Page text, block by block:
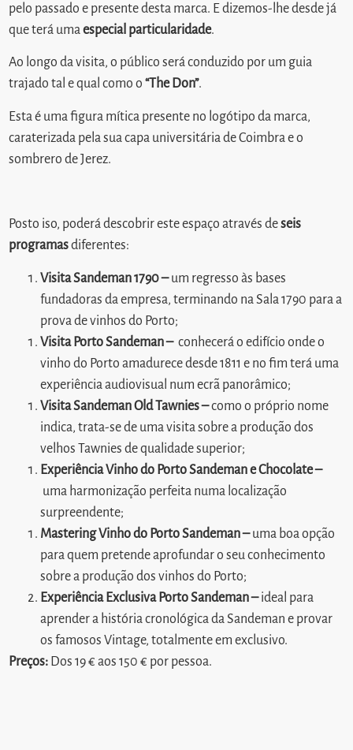
pelo passado e presente desta marca. E dizemos-lhe desde já
que terá umaespecial particularidade.
Ao longo da visita, o público será conduzido por um guia
trajado tal e qual como o“The Don”.
Esta é uma figura mítica presente no logótipo da marca,
caraterizada pela sua capa universitária de Coimbra e o
sombrero de Jerez.
Posto iso, poderá descobrir este espaço através deseis
programasdiferentes:
Visita Sandeman 1790 –um regresso às bases
fundadoras da empresa, terminando na Sala 1790 para a
prova de vinhos do Porto;
Visita Porto Sandeman – conhecerá o edifício onde o
vinho do Porto amadurece desde 1811 e no fim terá uma
experiência audiovisual num ecrã panorâmico;
Visita Sandeman Old Tawnies –como o próprio nome
indica, trata-se de uma visita sobre a produção dos
velhos Tawnies de qualidade superior;
Experiência Vinho do Porto Sandeman e Chocolate –
uma harmonização perfeita numa localização
surpreendente;
Mastering Vinho do Porto Sandeman –uma boa opção
para quem pretende aprofundar o seu conhecimento
sobre a produção dos vinhos do Porto;
Experiência Exclusiva Porto Sandeman –ideal para
aprender a história cronológica da Sandeman e provar
os famosos Vintage, totalmente em exclusivo.
Preços: Dos 19 € aos 150 € por pessoa.